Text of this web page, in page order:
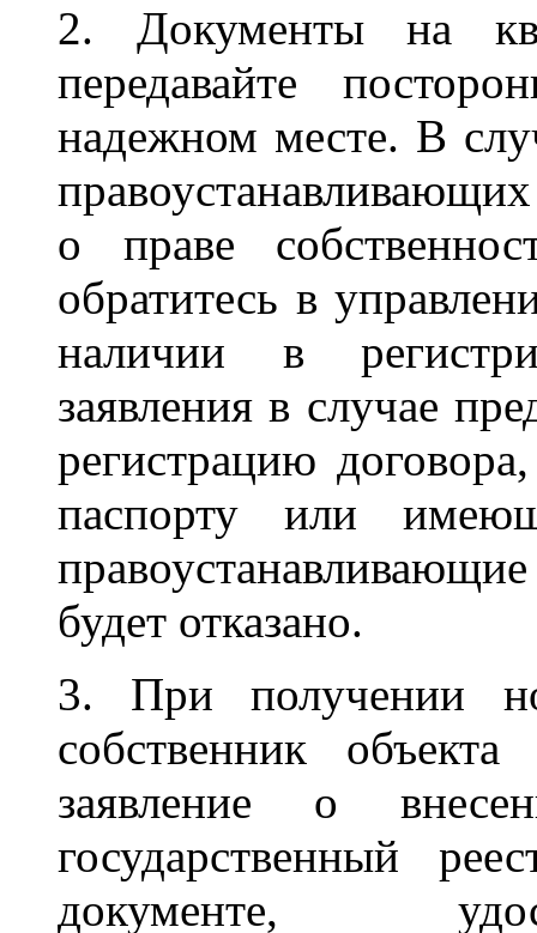
2. Документы на
передавайте
надежном месте. В
о праве
обратитесь в
наличии в
заявления в случае
регистрацию
паспорту или
будет отказано.
3. При получении
собственник
заявление о
государственный
документе,